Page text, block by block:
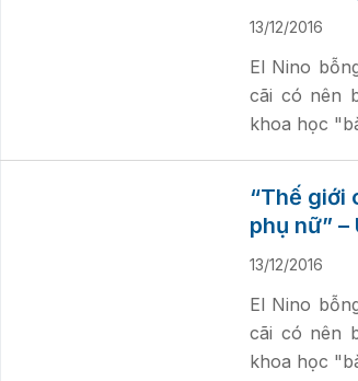
13/12/2016
El Nino
cãi có nên
khoa học
“Thế giới
phụ nữ” –
13/12/2016
El Nino
cãi có nên
khoa học